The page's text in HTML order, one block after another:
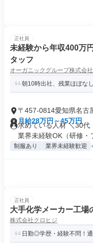
正社員
未経験から年収400万
タッフ
オーガニックグループ株式会社
朝10時出社、残業ほぼな
〒457-0814愛知県名古
月給28万円～45万円
求めている人材 ＼30代
業界未経験OK（研修・
制服あり 業界未経験歓迎
正社員
大手化学メーカー工場
株式会社クロヒジ
日勤◎学歴・経験不問！